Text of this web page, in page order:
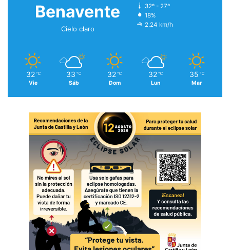
Benavente
Cielo claro
32º - 27º
18%
2.24 km/h
32 ℃
Vie
33 ℃
Sáb
32 ℃
Dom
32 ℃
Lun
35 ℃
Mar